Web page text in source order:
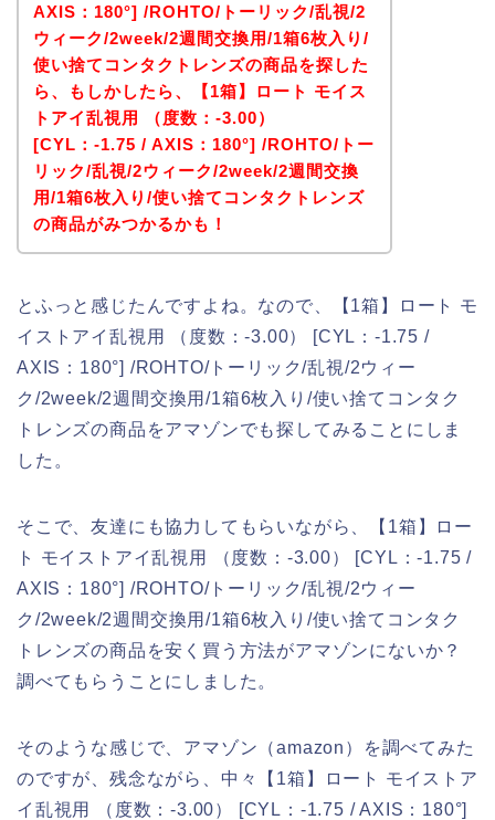
AXIS：180°] /ROHTO/トーリック/乱視/2
ウィーク/2week/2週間交換用/1箱6枚入り/
使い捨てコンタクトレンズの商品を探した
ら、もしかしたら、【1箱】ロート モイス
トアイ乱視用 （度数：-3.00）
[CYL：-1.75 / AXIS：180°] /ROHTO/トー
リック/乱視/2ウィーク/2week/2週間交換
用/1箱6枚入り/使い捨てコンタクトレンズ
の商品がみつかるかも！
とふっと感じたんですよね。なので、【1箱】ロート モ
イストアイ乱視用 （度数：-3.00） [CYL：-1.75 /
AXIS：180°] /ROHTO/トーリック/乱視/2ウィー
ク/2week/2週間交換用/1箱6枚入り/使い捨てコンタク
トレンズの商品をアマゾンでも探してみることにしま
した。
そこで、友達にも協力してもらいながら、【1箱】ロー
ト モイストアイ乱視用 （度数：-3.00） [CYL：-1.75 /
AXIS：180°] /ROHTO/トーリック/乱視/2ウィー
ク/2week/2週間交換用/1箱6枚入り/使い捨てコンタク
トレンズの商品を安く買う方法がアマゾンにないか？
調べてもらうことにしました。
そのような感じで、アマゾン（amazon）を調べてみた
のですが、残念ながら、中々【1箱】ロート モイストア
イ乱視用 （度数：-3.00） [CYL：-1.75 / AXIS：180°]